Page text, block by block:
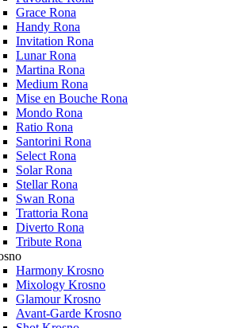
Grace Rona
Handy Rona
Invitation Rona
Lunar Rona
Martina Rona
Medium Rona
Mise en Bouche Rona
Mondo Rona
Ratio Rona
Santorini Rona
Select Rona
Solar Rona
Stellar Rona
Swan Rona
Trattoria Rona
Diverto Rona
Tribute Rona
Harmony Krosno
Mixology Krosno
Glamour Krosno
Avant-Garde Krosno